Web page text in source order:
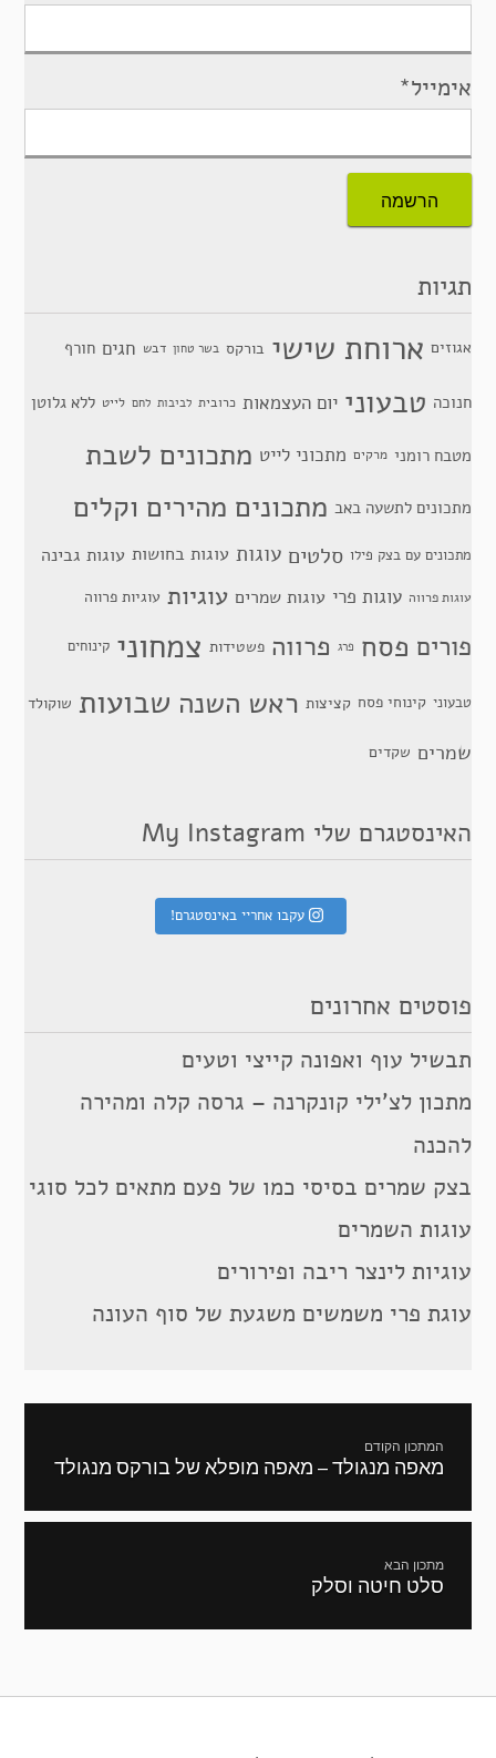
אימייל*
תגיות
אגוזים ארוחת שישי בורקס בשר טחון דבש חגים חורף
חנוכה טבעוני יום העצמאות כרובית לביבות לחם לייט ללא גלוטן
מטבח רומני מרקים מתכוני לייט מתכונים לשבת
מתכונים לתשעה באב מתכונים מהירים וקלים
מתכונים עם בצק פילו סלטים עוגות עוגות בחושות עוגות גבינה
עוגות פרווה עוגות פרי עוגות שמרים עוגיות עוגיות פרווה
פורים פסח פרג פרווה פשטידות צמחוני קינוחים
טבעוני קינוחי פסח קציצות ראש השנה שבועות שוקולד
שמרים שקדים
האינסטגרם שלי My Instagram
עקבו אחריי באינסטגרם!
פוסטים אחרונים
תבשיל עוף ואפונה קייצי וטעים
מתכון לצ’ילי קונקרנה – גרסה קלה ומהירה
להכנה
בצק שמרים בסיסי כמו של פעם מתאים לכל סוגי
עוגות השמרים
עוגיות לינצר ריבה ופירורים
עוגת פרי משמשים משגעת של סוף העונה
המתכון הקודם
מתכון
מאפה מנגולד – מאפה מופלא של בורקס מנגולד
מתכון הבא
המתכון
סלט חיטה וסלק